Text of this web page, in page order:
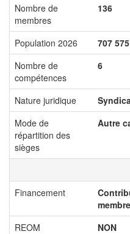
Nombre de
membres
136
Population 2026
707 575
Nombre de
compétences
6
Nature juridique
Mode de
répartition des
sièges
Autre
Financement
REOM
NON